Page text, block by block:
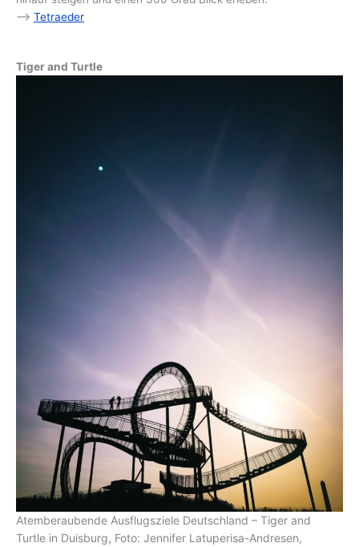
–> Tetraeder
Tiger and Turtle
Atemberaubende Ausflugsziele Deutschland – Tiger and
Turtle in Duisburg, Foto: Jennifer Latuperisa-Andresen,